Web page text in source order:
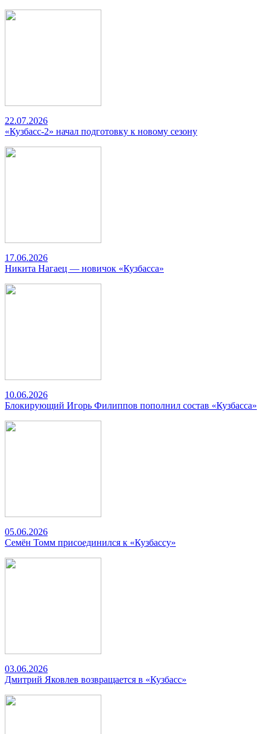
22.07.2026
«Кузбасс-2» начал подготовку к новому сезону
17.06.2026
Никита Нагаец — новичок «Кузбасса»
10.06.2026
Блокирующий Игорь Филиппов пополнил состав «Кузбасса»
05.06.2026
Семён Томм присоединился к «Кузбассу»
03.06.2026
Дмитрий Яковлев возвращается в «Кузбасс»